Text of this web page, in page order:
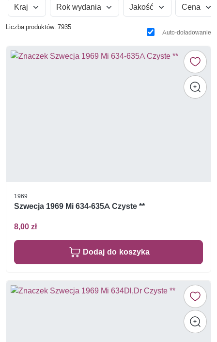
Kraj Rok wydania Jakość Cena
Liczba produktów: 7935
Auto-doładowanie
1969
Szwecja 1969 Mi 634-635A Czyste **
8,00 zł
Dodaj do koszyka